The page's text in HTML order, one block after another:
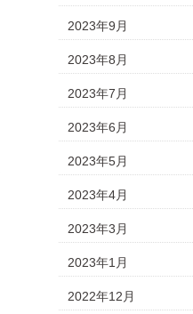
2023年9月
2023年8月
2023年7月
2023年6月
2023年5月
2023年4月
2023年3月
2023年1月
2022年12月